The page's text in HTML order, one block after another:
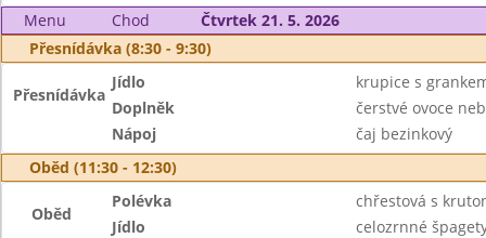
Menu
Chod
Čtvrtek 21. 5. 2026
Přesnídávka (8:30 - 9:30)
Přesnídávka
Jídlo
krupice s
Doplněk
čerstvé ovoce
Nápoj
čaj bezinkový
Oběd (11:30 - 12:30)
Oběd
Polévka
chřestová s
Jídlo
celozrnné